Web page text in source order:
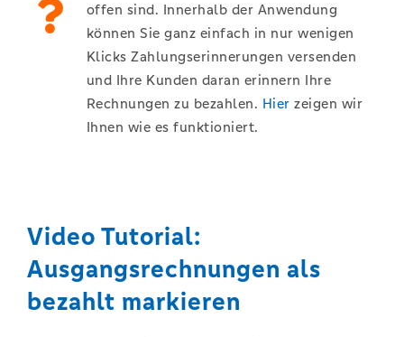
offen sind. Innerhalb der Anwendung
können Sie ganz einfach in nur wenigen
Klicks Zahlungserinnerungen versenden
und Ihre Kunden daran erinnern Ihre
Rechnungen zu bezahlen. Hier zeigen wir
Ihnen wie es funktioniert.
Video Tutorial:
Ausgangsrechnungen als
bezahlt markieren